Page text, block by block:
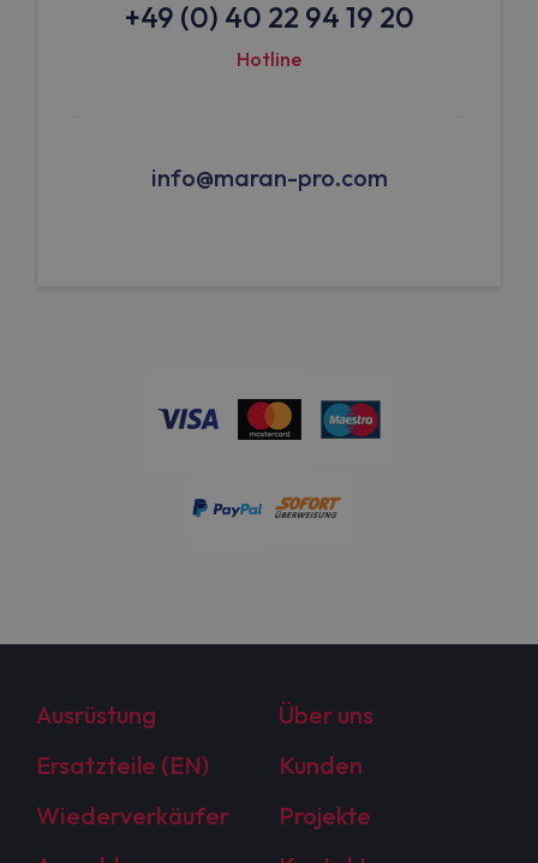
+49 (0) 40 22 94 19 20
Hotline
info@maran-pro.com
Ausrüstung
Über uns
Ersatzteile (EN)
Kunden
Wiederverkäufer
Projekte